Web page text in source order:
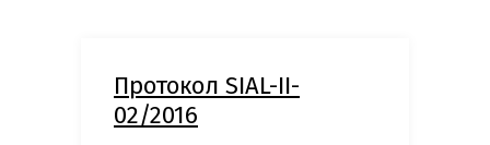
Протокол SIAL-II-
02/2016